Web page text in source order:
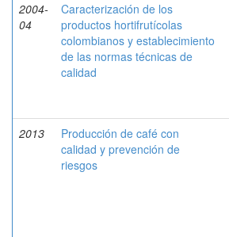
2004-
04
Caracterización de los
productos hortifrutícolas
colombianos y establecimiento
de las normas técnicas de
calidad
2013
Producción de café con
calidad y prevención de
riesgos